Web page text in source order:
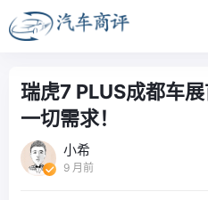
瑞虎7 PLUS成都车
一切需求！
小希
9 月前